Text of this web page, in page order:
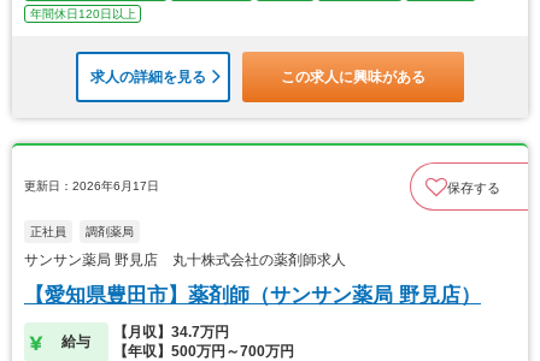
年間休日120日以上
求人の詳細を見る この求人に興味がある
更新日：2026年6月17日 保存する
正社員 調剤薬局
サンサン薬局 野見店 丸十株式会社の薬剤師求人
【愛知県豊田市】薬剤師（サンサン薬局 野見店）
給与
【月収】34.7万円
【年収】500万円～700万円